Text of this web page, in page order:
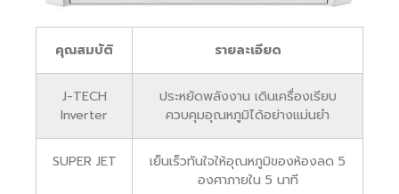
คุณสมบัติ รายละเอียด
J-TECH
Inverter
ประหยัดพลังงาน เดินเครื่องเรียบ
ควบคุมอุณหภูมิได้อย่างแม่นยำ
SUPER JET
เย็นเร็วทันใจให้อุณหภูมิของห้องลด 5
องศาภายใน 5 นาที